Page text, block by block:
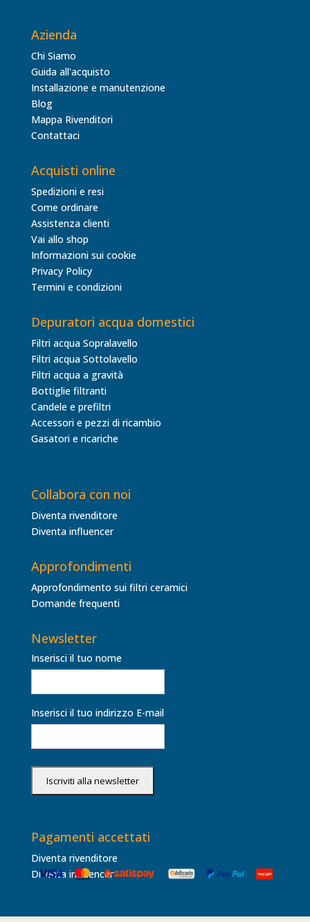
Azienda
Chi Siamo
Guida all'acquisto
Installazione e manutenzione
Blog
Mappa Rivenditori
Contattaci
Acquisti online
Spedizioni e resi
Come ordinare
Assistenza clienti
Vai allo shop
Informazioni sui cookie
Privacy Policy
Termini e condizioni
Depuratori acqua domestici
Filtri acqua Sopralavello
Filtri acqua Sottolavello
Filtri acqua a gravità
Bottiglie filtranti
Candele e prefiltri
Accessori e pezzi di ricambio
Gasatori e ricariche
Collabora con noi
Diventa rivenditore
Diventa influencer
Approfondimenti
Approfondimento sui filtri ceramici
Domande frequenti
Newsletter
Inserisci il tuo nome
Inserisci il tuo indirizzo E-mail
Pagamenti accettati
Diventa rivenditore
Diventa influencer